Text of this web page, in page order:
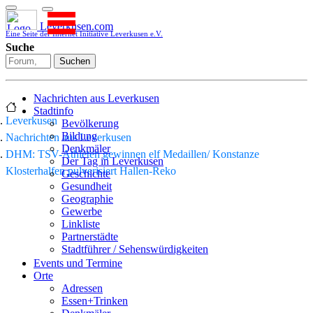
Leverkusen.com
Eine Seite der Internet Initiative Leverkusen e.V.
Suche
Suchen
Nachrichten aus Leverkusen
Stadtinfo
Bevölkerung
Bildung
Denkmäler
Der Tag in Leverkusen
Geschichte
Gesundheit
Geographie
Gewerbe
Linkliste
Partnerstädte
Stadtführer / Sehenswürdigkeiten
Stadtplan
Sport
Who is who
Events und Termine
Orte
Adressen
Essen+Trinken
Leverkusen
Nachrichten aus Leverkusen
DHM: TSV-Athleten gewinnen elf Medaillen/ Konstanze
Klosterhalfen pulverisiert Hallen-Reko